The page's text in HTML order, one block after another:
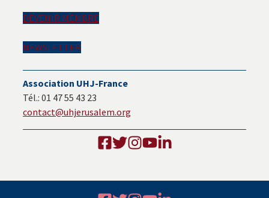
principale
DEVENIR MEMBRE
NEWSLETTER
Association UHJ-France
Tél.: 01 47 55 43 23
contact@uhjerusalem.org